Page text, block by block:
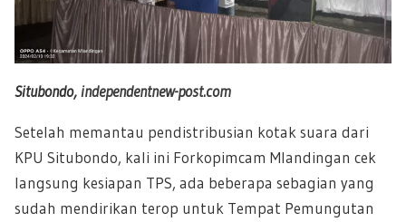
Situbondo, independentnew-post.com
Setelah memantau pendistribusian kotak suara dari
KPU Situbondo, kali ini Forkopimcam Mlandingan cek
langsung kesiapan TPS, ada beberapa sebagian yang
sudah mendirikan terop untuk Tempat Pemungutan